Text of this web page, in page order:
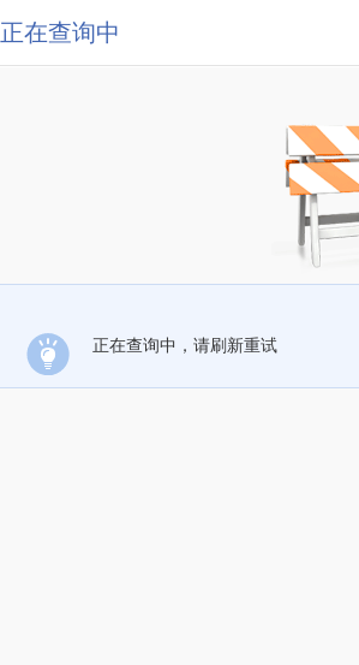
正在查询中
正在查询中，请刷新重试